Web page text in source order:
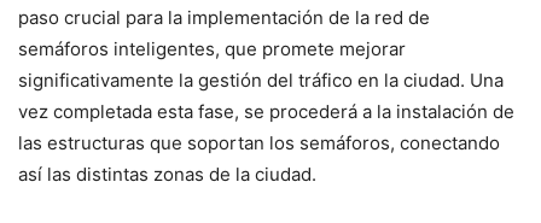
paso crucial para la implementación de la red de
semáforos inteligentes, que promete mejorar
significativamente la gestión del tráfico en la ciudad. Una
vez completada esta fase, se procederá a la instalación de
las estructuras que soportan los semáforos, conectando
así las distintas zonas de la ciudad.